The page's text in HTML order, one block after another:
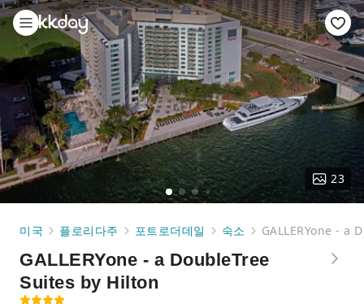
23
미국 플로리다주 포트로더데일 숙소 GALLERYone - a
GALLERYone - a DoubleTree
Suites by Hilton